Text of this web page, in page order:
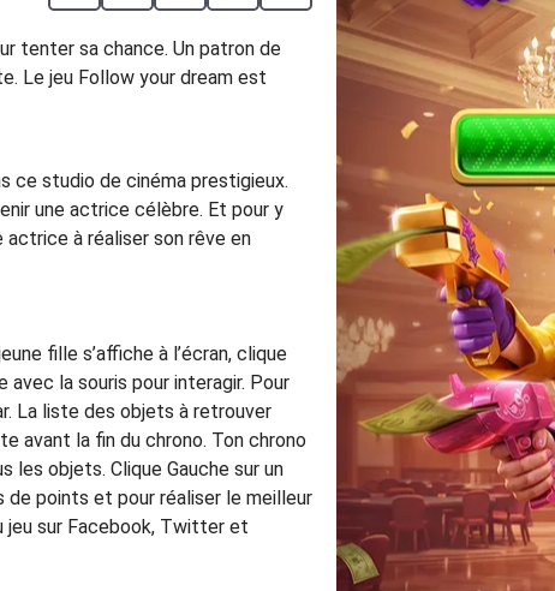
tenter sa chance. Un patron de
Le jeu Follow your dream est
ce studio de cinéma prestigieux.
une actrice célèbre. Et pour y
actrice à réaliser son rêve en
fille s’affiche à l’écran, clique
avec la souris pour interagir. Pour
La liste des objets à retrouver
avant la fin du chrono. Ton chrono
objets. Clique Gauche sur un
de points et pour réaliser le meilleur
jeu sur Facebook, Twitter et